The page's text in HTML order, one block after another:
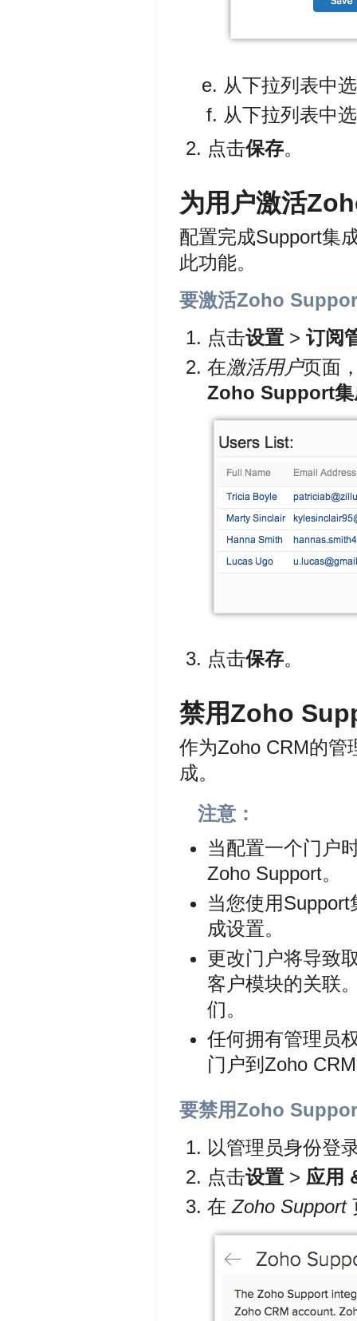
从下拉列表中
从下拉列表中
点击保存。
为用户激活
配置完成Support集
此功能。
要激活Zoho
点击设置 > 订阅
在激活用户页面
Zoho Support集
点击保存。
禁用Zoho
作为Zoho CRM的管
成。
注意：
当配置一个门户
Zoho Support。
当您使用
成设置。
更改门户将导致
客户模块的关联
们。
任何拥有管理员
门户到Zoho
要禁用Zoho
以管理员身份登
点击设置 > 应用
在 Zoho Support